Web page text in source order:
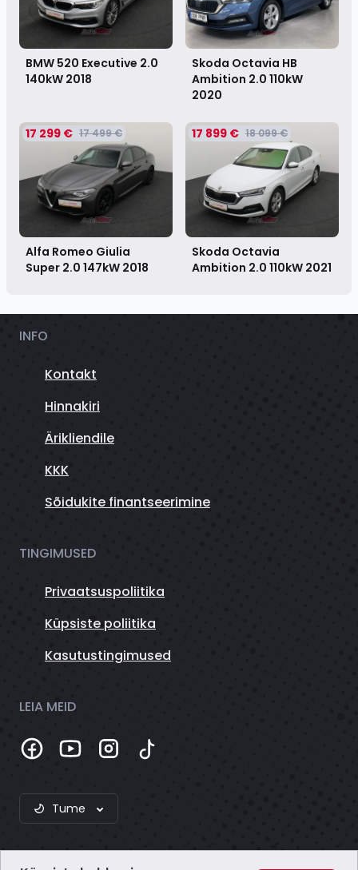
BMW 520 Executive 2.0
140kW 2018
Skoda Octavia HB
Ambition 2.0 110kW
2020
17 299 € 17 499 €
Alfa Romeo Giulia
Super 2.0 147kW 2018
17 899 € 18 099 €
Skoda Octavia
Ambition 2.0 110kW 2021
INFO
Kontakt
Hinnakiri
Ärikliendile
KKK
Sõidukite finantseerimine
TINGIMUSED
Privaatsuspoliitika
Küpsiste poliitika
Kasutustingimused
LEIA MEID
Tume